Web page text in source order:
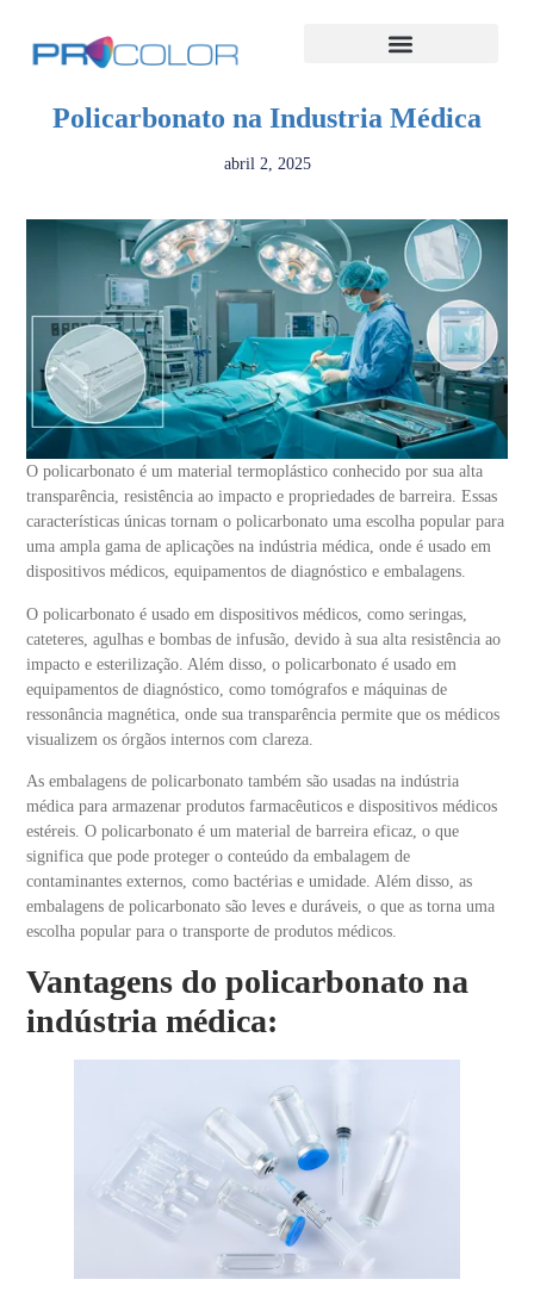
Policarbonato na Industria Médica
abril 2, 2025
O policarbonato é um material termoplástico conhecido por sua alta
transparência, resistência ao impacto e propriedades de barreira. Essas
características únicas tornam o policarbonato uma escolha popular para
uma ampla gama de aplicações na indústria médica, onde é usado em
dispositivos médicos, equipamentos de diagnóstico e embalagens.
O policarbonato é usado em dispositivos médicos, como seringas,
cateteres, agulhas e bombas de infusão, devido à sua alta resistência ao
impacto e esterilização. Além disso, o policarbonato é usado em
equipamentos de diagnóstico, como tomógrafos e máquinas de
ressonância magnética, onde sua transparência permite que os médicos
visualizem os órgãos internos com clareza.
As embalagens de policarbonato também são usadas na indústria
médica para armazenar produtos farmacêuticos e dispositivos médicos
estéreis. O policarbonato é um material de barreira eficaz, o que
significa que pode proteger o conteúdo da embalagem de
contaminantes externos, como bactérias e umidade. Além disso, as
embalagens de policarbonato são leves e duráveis, o que as torna uma
escolha popular para o transporte de produtos médicos.
Vantagens do policarbonato na
indústria médica: